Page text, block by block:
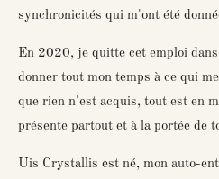
synchronicités qui m'ont été
En 2020, je quitte cet emploi
donner tout mon temps à ce qui
que rien n'est acquis, tout est en
présente partout et à la portée de
Uis Crystallis est né, mon auto-